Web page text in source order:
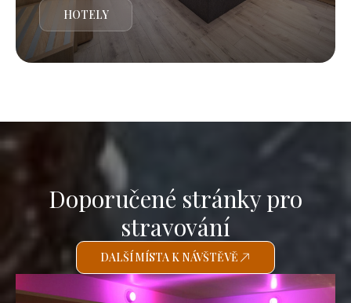
HOTELY
Doporučené stránky pro
stravování
DALŠÍ MÍSTA K NÁVŠTĚVĚ